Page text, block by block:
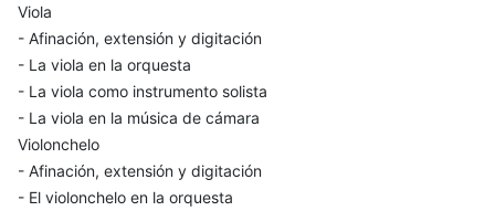
Viola
- Afinación, extensión y digitación
- La viola en la orquesta
- La viola como instrumento solista
- La viola en la música de cámara
Violonchelo
- Afinación, extensión y digitación
- El violonchelo en la orquesta